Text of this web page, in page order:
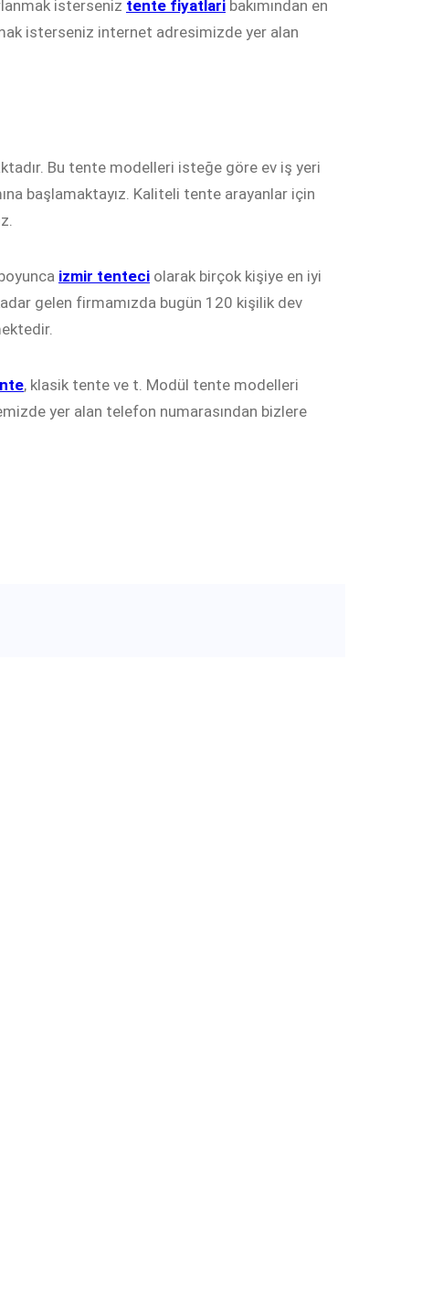
isterseniz tente fiyatlari bakımından en
isterseniz internet adresimizde yer alan
Bu tente modelleri isteğe göre ev iş yeri
başlamaktayız. Kaliteli tente arayanlar için
izmir tenteci olarak birçok kişiye en iyi
gelen firmamızda bugün 120 kişilik dev
, klasik tente ve t. Modül tente modelleri
yer alan telefon numarasından bizlere